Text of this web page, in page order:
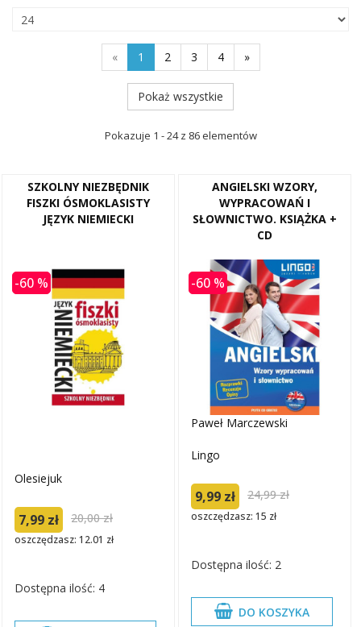
« 1 2 3 4 »
Pokaż wszystkie
Pokazuje 1 - 24 z 86 elementów
SZKOLNY NIEZBĘDNIK
FISZKI ÓSMOKLASISTY
JĘZYK NIEMIECKI
-60 %
Olesiejuk
7,99 zł 20,00 zł
oszczędzasz: 12.01 zł
Dostępna ilość: 4
ANGIELSKI WZORY,
WYPRACOWAŃ I
SŁOWNICTWO. KSIĄŻKA +
CD
-60 %
Paweł Marczewski
Lingo
9,99 zł 24,99 zł
oszczędzasz: 15 zł
Dostępna ilość: 2
DO KOSZYKA